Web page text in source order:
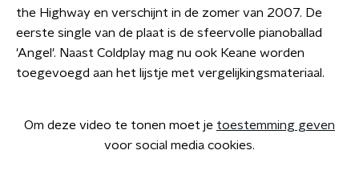
the Highway en verschijnt in de zomer van 2007. De
eerste single van de plaat is de sfeervolle pianoballad
'Angel'. Naast Coldplay mag nu ook Keane worden
toegevoegd aan het lijstje met vergelijkingsmateriaal.
Om deze video te tonen moet je toestemming geven
voor social media cookies.